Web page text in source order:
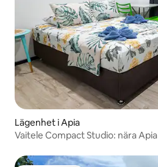
Lägenhet i Apia
Vaitele Compact Studio: nära Apia